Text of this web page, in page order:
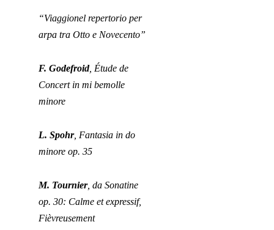
“Viaggionel repertorio per
arpa tra Otto e Novecento”
F. Godefroid, Étude de
Concert in mi bemolle
minore
L. Spohr, Fantasia in do
minore op. 35
M. Tournier, da Sonatine
op. 30: Calme et expressif,
Fièvreusement